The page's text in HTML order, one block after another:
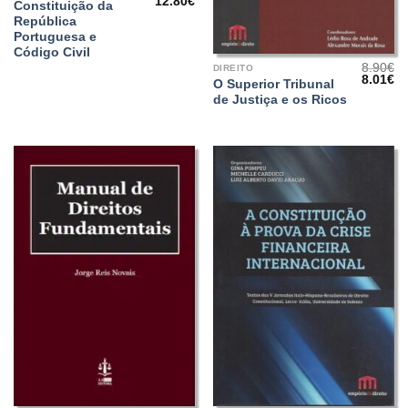
Constituição da
República
Portuguesa e
Código Civil
12.80€.
DIREITO
O Superior Tribunal
de Justiça e os Ricos
8.90€
O
8.01€O